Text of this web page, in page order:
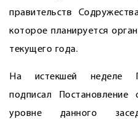
правительств
которое планируется
текущего года.
На истекшей неделе
подписал
уровне данного